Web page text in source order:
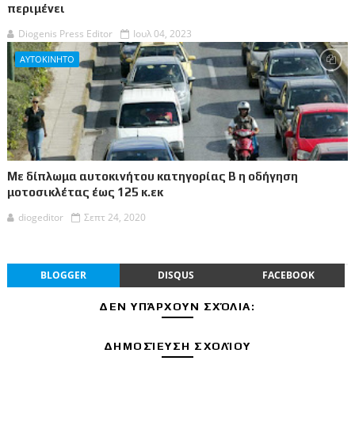
περιμένει
Diogenis Press Editor
Ιουλ 04, 2023
ΑΥΤΟΚΙΝΗΤΟ
Με δίπλωμα αυτοκινήτου κατηγορίας Β η οδήγηση
μοτοσικλέτας έως 125 κ.εκ
diogeditor
Σεπτ 24, 2020
BLOGGER DISQUS FACEBOOK
ΔΕΝ ΥΠΆΡΧΟΥΝ ΣΧΌΛΙΑ:
ΔΗΜΟΣΊΕΥΣΗ ΣΧΟΛΊΟΥ